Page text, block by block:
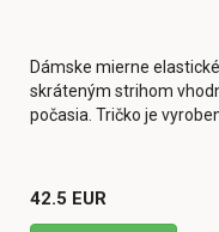
Dámske mierne
skráteným strihom
počasia. Tričko je
42.5 EUR